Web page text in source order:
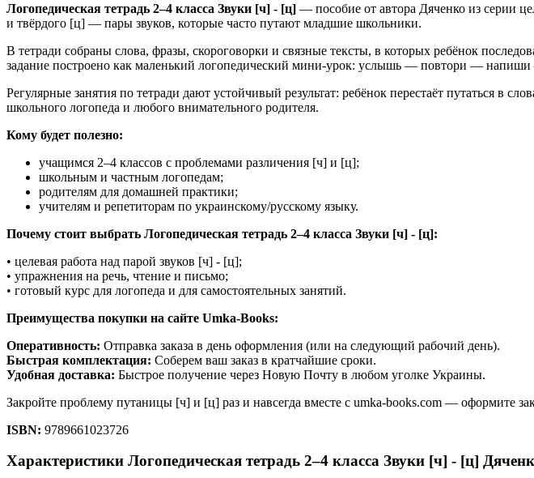
Логопедическая тетрадь 2–4 класса Звуки [ч] - [ц] — пособие от автора Дяченко из серии
и твёрдого [ц] — пары звуков, которые часто путают младшие школьники.
В тетради собраны слова, фразы, скороговорки и связные тексты, в которых ребёнок
задание построено как маленький логопедический мини-урок: услышь — повтори — напиши
Регулярные занятия по тетради дают устойчивый результат: ребёнок перестаёт путаться в
школьного логопеда и любого внимательного родителя.
Кому будет полезно:
учащимся 2–4 классов с проблемами различения [ч] и [ц];
школьным и частным логопедам;
родителям для домашней практики;
учителям и репетиторам по украинскому/русскому языку.
Почему стоит выбрать Логопедическая тетрадь 2–4 класса Звуки [ч] - [ц]:
• целевая работа над парой звуков [ч] - [ц];
• упражнения на речь, чтение и письмо;
• готовый курс для логопеда и для самостоятельных занятий.
Преимущества покупки на сайте Umka-Books:
Оперативность: Отправка заказа в день оформления (или на следующий рабочий день).
Быстрая комплектация: Соберем ваш заказ в кратчайшие сроки.
Удобная доставка: Быстрое получение через Новую Почту в любом уголке Украины.
Закройте проблему путаницы [ч] и [ц] раз и навсегда вместе с umka-books.com — оформите
ISBN: 9789661023726
Характеристики Логопедическая тетрадь 2–4 класса Звуки [ч] - [ц]